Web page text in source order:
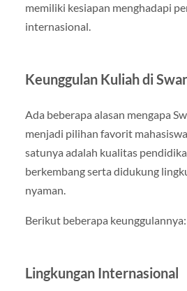
memiliki kesiapan menghadapi
internasional.
Keunggulan Kuliah di
Ada beberapa alasan mengapa
menjadi pilihan favorit
satunya adalah kualitas
berkembang serta didukung
nyaman.
Berikut beberapa keunggulannya:
Lingkungan Internasional